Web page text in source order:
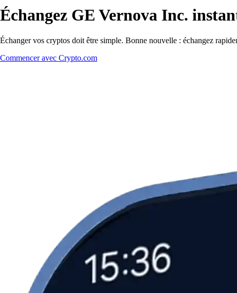
Échangez GE Vernova Inc.
Échanger vos cryptos doit être simple. Bonne nouvelle : échangez
Commencer avec Crypto.com